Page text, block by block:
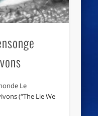
Le
(“The Lie We